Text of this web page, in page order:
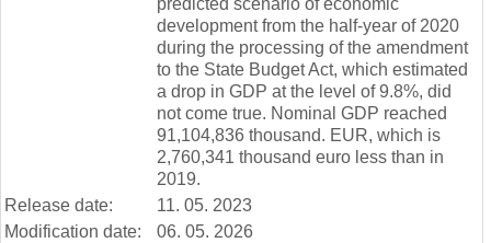
predicted scenario of economic
development from the half-year of 2020
during the processing of the amendment
to the State Budget Act, which estimated
a drop in GDP at the level of 9.8%, did
not come true. Nominal GDP reached
91,104,836 thousand. EUR, which is
2,760,341 thousand euro less than in
2019.
Release date:
11. 05. 2023
Modification date:
06. 05. 2026